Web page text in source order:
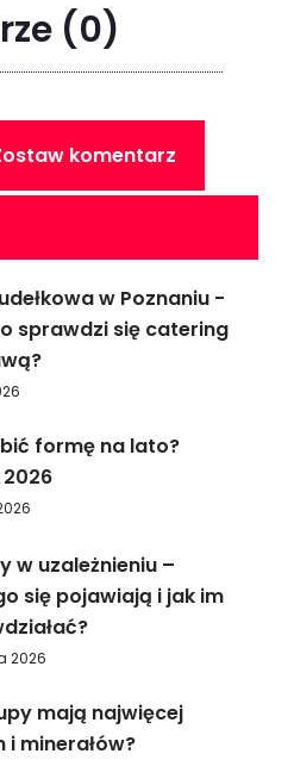
(0)
komentarz
w Poznaniu -
sprawdzi się catering
formę na lato?
w uzależnieniu –
się pojawiają i jak im
2026
mają najwięcej
i minerałów?